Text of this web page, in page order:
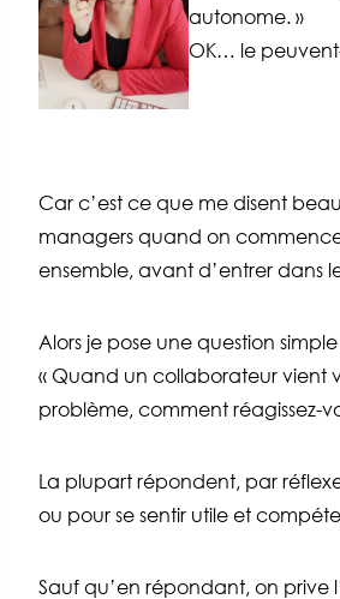
autonome. »
OK… le
Car c’est ce que me disent
managers quand on
ensemble, avant d’entrer dans
Alors je pose une question
« Quand un collaborateur vient
problème, comment réagissez-
La plupart répondent, par
ou pour se sentir utile et
Sauf qu’en répondant, on prive